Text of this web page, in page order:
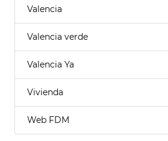
Valencia
Valencia verde
Valencia Ya
Vivienda
Web FDM